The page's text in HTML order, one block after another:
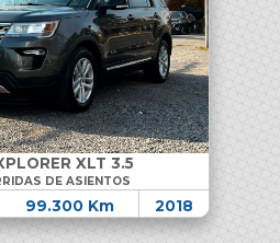
XLT 3.5
DE ASIENTOS
99.300 Km 2018